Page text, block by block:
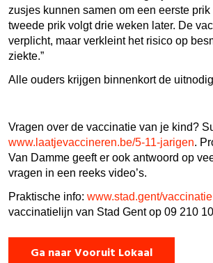
zusjes kunnen samen om een eerste prik
tweede prik volgt drie weken later. De
verplicht, maar verkleint het risico op
ziekte.”
Alle ouders krijgen binnenkort de
Vragen over de vaccinatie van je kind?
www.laatjevaccineren.be/5-11-jarigen.
Van Damme geeft er ook antwoord op
vragen in een reeks video’s.
Praktische info: www.stad.gent/vaccinatie
vaccinatielijn van Stad Gent op 09 210
Ga naar Vooruit Lokaal